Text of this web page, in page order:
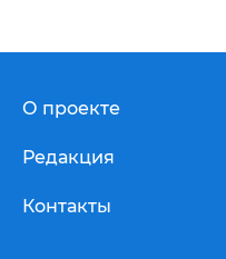
О проекте
Редакция
Контакты